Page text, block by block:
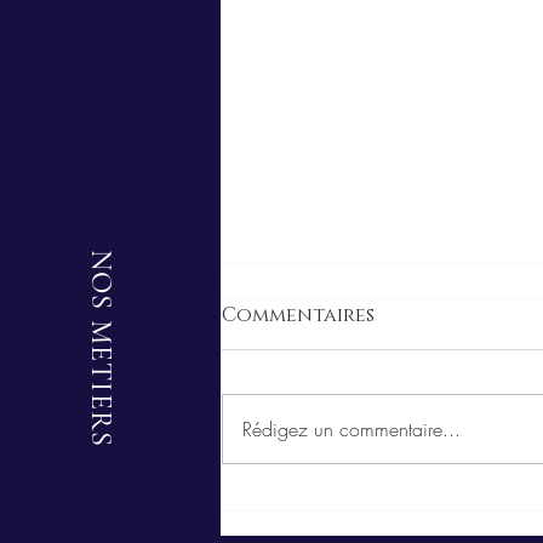
POUVEZ PRÉTENDRE À
Commentaires
Rédigez un commentaire...
NOS METIERS